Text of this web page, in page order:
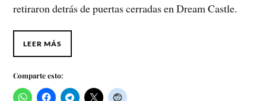
retiraron detrás de puertas cerradas en Dream Castle.
LEER MÁS
Comparte esto: